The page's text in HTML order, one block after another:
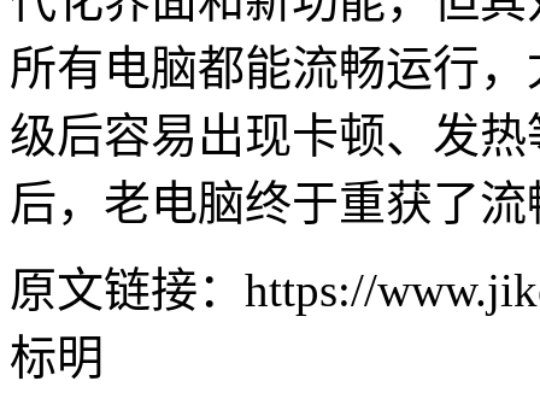
所有电脑都能流畅运行
级后容易出现卡顿、发
后，老电脑终于重获了
原文链接：https://
标明